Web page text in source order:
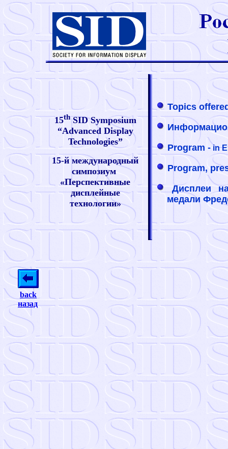
15thSID Symposium
“Advanced Display
Technologies”
15-й международный
симпозиум
«Перспективные
дисплейные
технологии»
Topics
Program - in
Program,
Дисплеи
медали
back
назад